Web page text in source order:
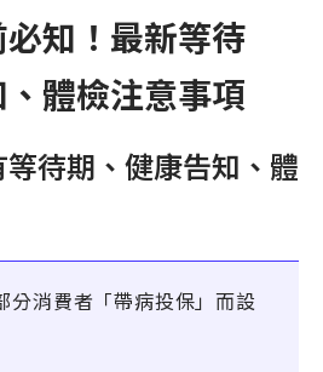
知！最新等待
體檢注意事項
待期、健康告知、體
分消費者「帶病投保」而設